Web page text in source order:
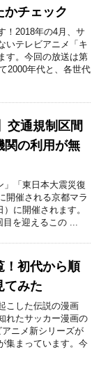
かチェック
！2018年の4月、サ
いテレビアニメ「キ
す。今回の放送は第
2000年代と、各世代
交通規制区間
関の利用が無
」「東日本大震災復
開催される京都マラ
に開催されます。
を迎えるこの ...
！初代から順
てみた
こした伝説の漫画
れたサッカー漫画の
ニメ新シリーズが
集まっています。今